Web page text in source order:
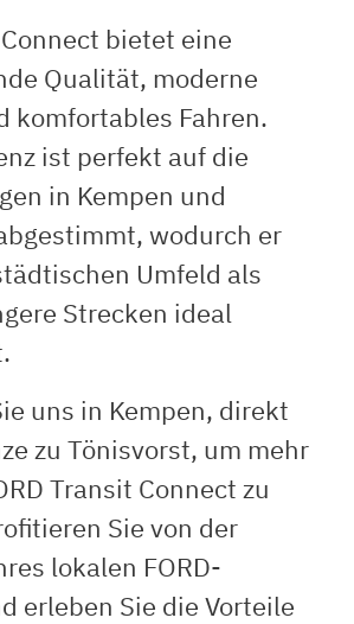
bietet eine
Qualität, moderne
komfortables Fahren.
ist perfekt auf die
in Kempen und
wodurch er
Umfeld als
Strecken ideal
uns in Kempen, direkt
zu Tönisvorst, um mehr
Transit Connect zu
Sie von der
lokalen FORD-
erleben Sie die Vorteile